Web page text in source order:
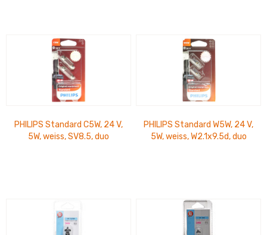
PHILIPS Standard C5W, 24 V,
5W, weiss, SV8.5, duo
PHILIPS Standard W5W, 24 V,
5W, weiss, W2.1x9.5d, duo